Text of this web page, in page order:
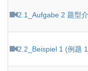
2.1_Aufgabe 2 题型
2.2_Beispiel 1 (例题